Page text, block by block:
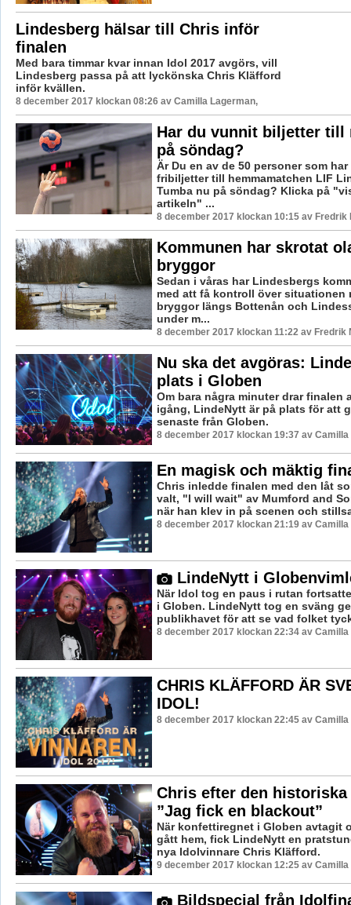
Lindesberg hälsar till Chris inför
finalen
Med bara timmar kvar innan Idol 2017 avgörs, vill
Lindesberg passa på att lyckönska Chris Kläfford
inför kvällen.
8 december 2017 klockan 08:26 av Camilla Lagerman,
Har du vunnit biljetter till
på söndag?
Är Du en av de 50 personer som
fribiljetter till hemmamatchen LIF
Tumba nu på söndag? Klicka på
artikeln" ...
8 december 2017 klockan 10:15 av Fredrik
Kommunen har skrotat
bryggor
Sedan i våras har Lindesbergs
med att få kontroll över situationen
bryggor längs Bottenån och
under m...
8 december 2017 klockan 11:22 av Fredrik
Nu ska det avgöras:
plats i Globen
Om bara några minuter drar finalen
igång, LindeNytt är på plats för att
senaste från Globen.
8 december 2017 klockan 19:37 av Camilla
En magisk och mäktig
Chris inledde finalen med den låt
valt, "I will wait" av Mumford and
när han klev in på scenen och
8 december 2017 klockan 21:19 av Camilla
LindeNytt i
När Idol tog en paus i rutan
i Globen. LindeNytt tog en sväng
publikhavet för att se vad folket
8 december 2017 klockan 22:34 av Camilla
CHRIS KLÄFFORD ÄR
IDOL!
8 december 2017 klockan 22:45 av Camilla
Chris efter den
”Jag fick en blackout”
När konfettiregnet i Globen avtagit
gått hem, fick LindeNytt en
nya Idolvinnare Chris Kläfford.
9 december 2017 klockan 12:25 av Camilla
Bildspecial från